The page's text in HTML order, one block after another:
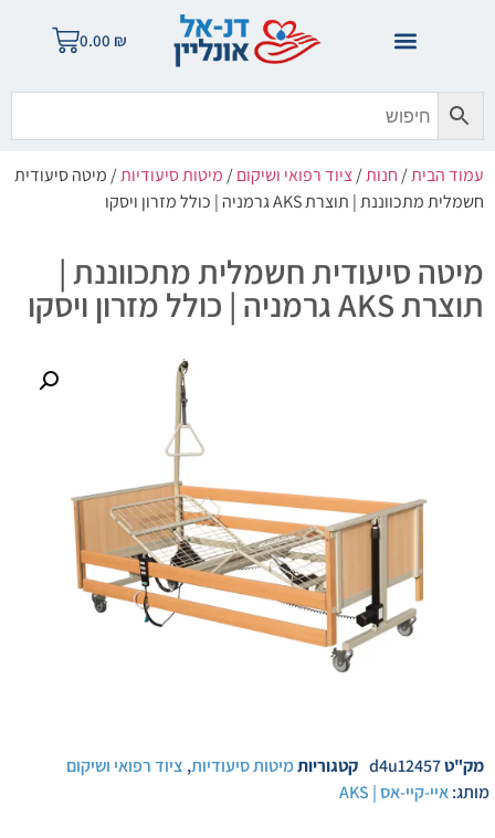
0.00 ₪
עמוד הבית/חנות/ציוד רפואי ושיקום/מיטות סיעודיות/ מיטה סיעודית
חשמלית מתכווננת | תוצרת AKS גרמניה | כולל מזרון ויסקו
מיטה סיעודית חשמלית מתכווננת |
תוצרת AKS גרמניה | כולל מזרון ויסקו
מק"טd4u12457 קטגוריותמיטות סיעודיות, ציוד רפואי ושיקום
מותג:איי-קיי-אס | AKS